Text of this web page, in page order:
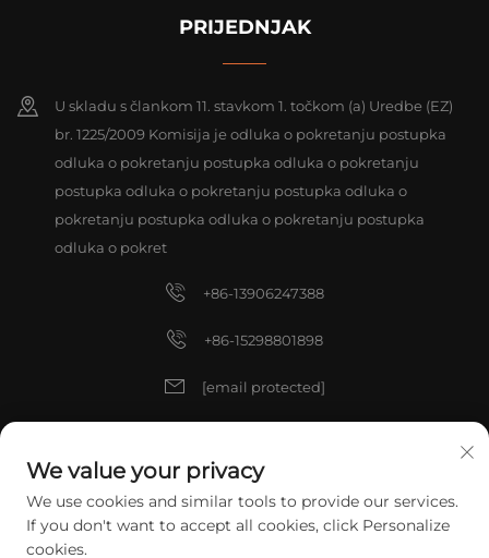
PRIJEDNJAK
U skladu s člankom 11. stavkom 1. točkom (a) Uredbe (EZ)
br. 1225/2009 Komisija je odluka o pokretanju postupka
odluka o pokretanju postupka odluka o pokretanju
postupka odluka o pokretanju postupka odluka o
pokretanju postupka odluka o pokretanju postupka
odluka o pokret
+86-13906247388
+86-15298801898
[email protected]
Autorska prava © 2025 China ZHANGJIAGANG TIANXIN TOOLS CO.,
LTD. Sva prava pridržana. Politika privatnosti
We value your privacy
We use cookies and similar tools to provide our services.
If you don't want to accept all cookies, click Personalize
cookies.